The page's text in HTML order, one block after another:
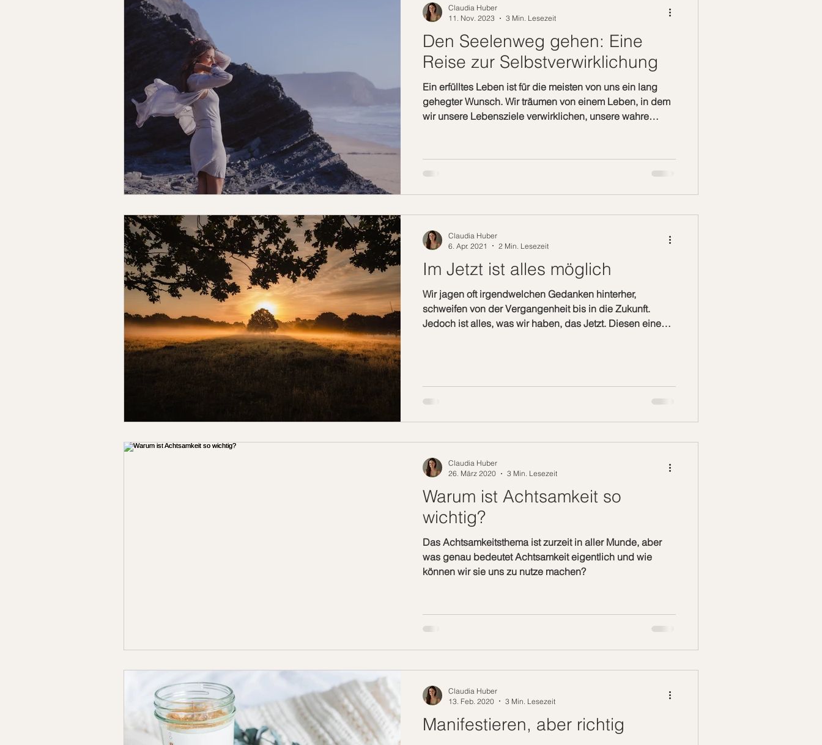
Den Seelenweg gehen: Eine
Reise zur Selbstverwirklichung
Ein erfülltes Leben ist für die meisten von uns ein lang
gehegter Wunsch. Wir träumen von einem Leben, in dem
wir unsere Lebensziele verwirklichen, unsere wahre
beschreiten? Die Prüfung des freien Willens Jeder
Mensch besitzt einen freien Willen. Wir können immer frei
dafür entsche
Claudia Huber
11. Nov. 2023
3 Min. Lesezeit
Im Jetzt ist alles möglich
Wir jagen oft irgendwelchen Gedanken hinterher,
schweifen von der Vergangenheit bis in die Zukunft.
Jedoch ist alles, was wir haben, das Jetzt. Diesen einen
andere Entscheidungen treffen und kreativ sein. Dies
jema
Claudia Huber
6. Apr. 2021
2 Min. Lesezeit
Warum ist Achtsamkeit so
wichtig?
Das Achtsamkeitsthema ist zurzeit in aller Munde, aber
was genau bedeutet Achtsamkeit eigentlich und wie
können wir sie uns zu nutze machen?
Claudia Huber
26. März 2020
3 Min. Lesezeit
Manifestieren, aber richtig
Claudia Huber
13. Feb. 2020
3 Min. Lesezeit